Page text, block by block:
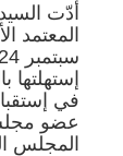
أدّت
إستهلتها
في
عضو
المجلس